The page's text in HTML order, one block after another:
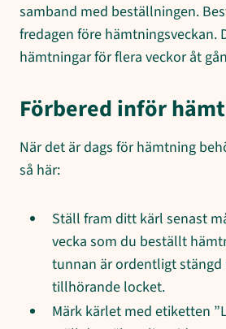
samband med beställningen.
fredagen före hämtningsveckan.
hämtningar för flera veckor åt
Förbered inför
När det är dags för hämtning
så här:
Ställ fram ditt kärl senast
vecka som du beställt
tunnan är ordentligt stängd
tillhörande locket.
Märk kärlet med etiketten